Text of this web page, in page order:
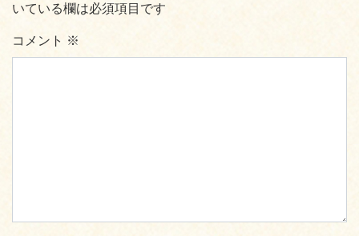
いている欄は必須項目です
コメント ※